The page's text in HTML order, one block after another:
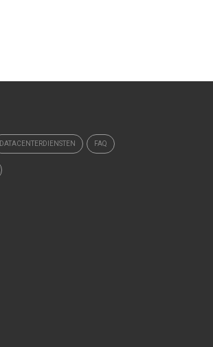
DATACENTERDIENSTEN FAQ